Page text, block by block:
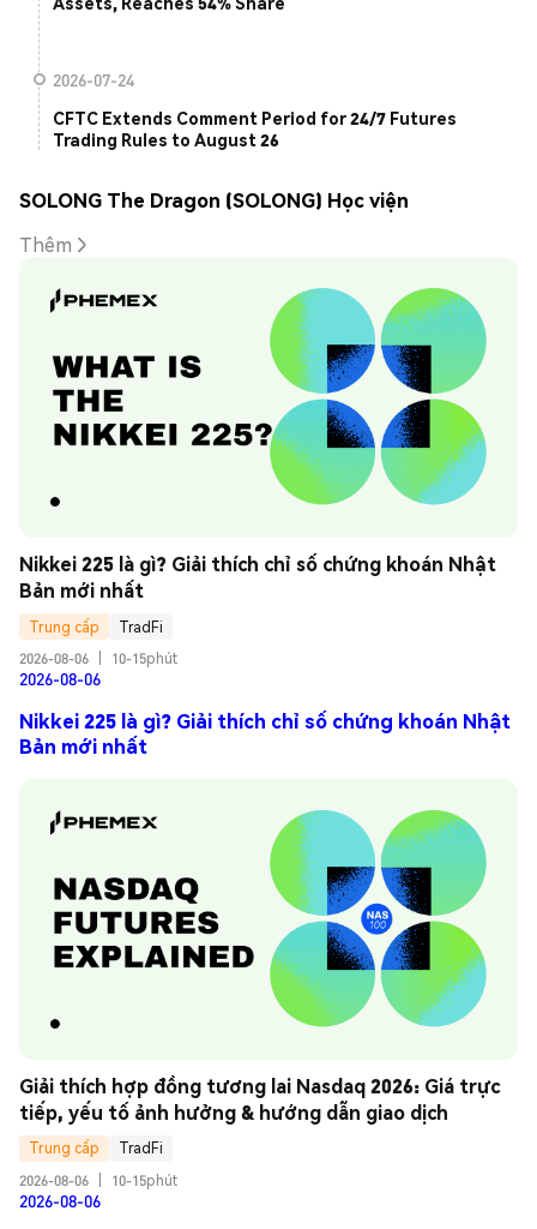
2026-07-24
CFTC Extends Comment Period for 24/7 Futures
Trading Rules to August 26
SOLONG The Dragon (SOLONG) Học viện
Thêm
Nikkei 225 là gì? Giải thích chỉ số chứng khoán Nhật
Bản mới nhất
Trung cấp
TradFi
2026-08-06
10-15phút
2026-08-06
Nikkei 225 là gì? Giải thích chỉ số chứng khoán Nhật
Bản mới nhất
Giải thích hợp đồng tương lai Nasdaq 2026: Giá trực
tiếp, yếu tố ảnh hưởng & hướng dẫn giao dịch
Trung cấp
TradFi
2026-08-06
10-15phút
2026-08-06